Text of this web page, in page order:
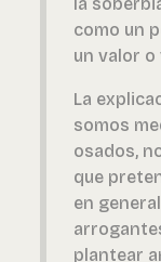
como un
un valor
La
somos
osados,
que
en
plantear